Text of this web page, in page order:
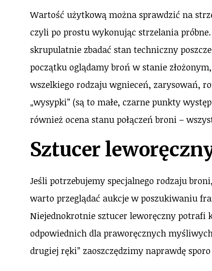
Wartość użytkową można sprawdzić na
czyli po prostu wykonując strzelania
skrupulatnie zbadać stan techniczny
początku oglądamy broń w stanie
wszelkiego rodzaju wgnieceń, zarysowań,
„wysypki” (są to małe, czarne punkty
również ocena stanu połączeń broni –
Sztucer
Jeśli potrzebujemy specjalnego rodzaju
warto przeglądać aukcje w poszukiwaniu
Niejednokrotnie sztucer leworęczny potrafi
odpowiednich dla praworęcznych
drugiej ręki” zaoszczędzimy naprawdę